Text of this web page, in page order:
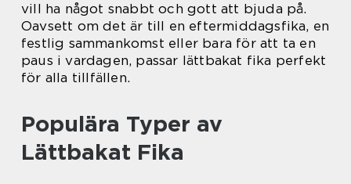
vill ha något snabbt och gott att bjuda på.
Oavsett om det är till en eftermiddagsfika, en
festlig sammankomst eller bara för att ta en
paus i vardagen, passar lättbakat fika perfekt
för alla tillfällen.
Populära Typer av
Lättbakat Fika